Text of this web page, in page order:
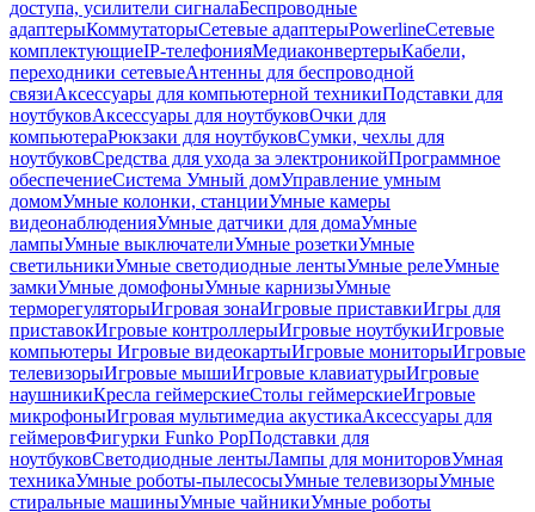
доступа, усилители сигналаБеспроводные
адаптерыКоммутаторыСетевые адаптерыPowerlineСетевые
комплектующиеIP-телефонияМедиаконвертерыКабели,
переходники сетевыеАнтенны для беспроводной
связиАксессуары для компьютерной техникиПодставки для
ноутбуковАксессуары для ноутбуковОчки для
компьютераРюкзаки для ноутбуковСумки, чехлы для
ноутбуковСредства для ухода за электроникойПрограммное
обеспечениеСистема Умный домУправление умным
домомУмные колонки, станцииУмные камеры
видеонаблюденияУмные датчики для домаУмные
лампыУмные выключателиУмные розеткиУмные
светильникиУмные светодиодные лентыУмные релеУмные
замкиУмные домофоныУмные карнизыУмные
терморегуляторыИгровая зонаИгровые приставкиИгры для
приставокИгровые контроллерыИгровые ноутбукиИгровые
компьютеры Игровые видеокартыИгровые мониторыИгровые
телевизорыИгровые мышиИгровые клавиатурыИгровые
наушникиКресла геймерскиеСтолы геймерскиеИгровые
микрофоныИгровая мультимедиа акустикаАксессуары для
геймеровФигурки Funko PopПодставки для
ноутбуковСветодиодные лентыЛампы для мониторовУмная
техникаУмные роботы-пылесосыУмные телевизорыУмные
стиральные машиныУмные чайникиУмные роботы